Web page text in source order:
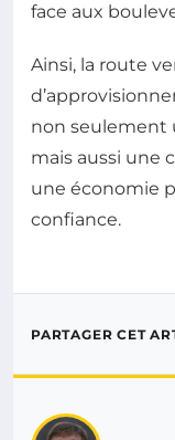
face aux
Ainsi, la route
non seulement
mais aussi une
une économie
confiance.
PARTAGER CET